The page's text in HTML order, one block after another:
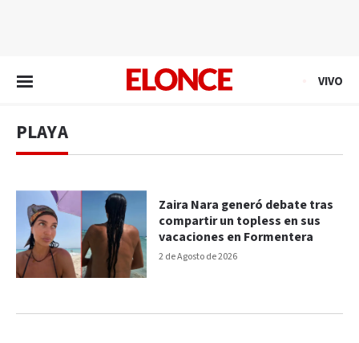
VIVO
PLAYA
2 de Agosto de 2026
Zaira Nara generó debate tras
compartir un topless en sus
vacaciones en Formentera